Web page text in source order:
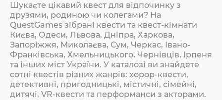
Шукаєте цікавий квест для відпочинку з
друзями, родиною чи колегами? На
QuestGames зібрані квести та квест-кімнати
Києва, Одеси, Львова, Дніпра, Харкова,
Запоріжжя, Миколаєва, Сум, Черкас, Івано-
Франківська, Хмельницького, Чернівців, Ірпеня
та інших міст України. У каталозі ви знайдете
сотні квестів різних жанрів: хорор-квести,
детективні, пригодницькі, містичні, сімейні,
дитячі, VR-квести та перформанси з акторами.